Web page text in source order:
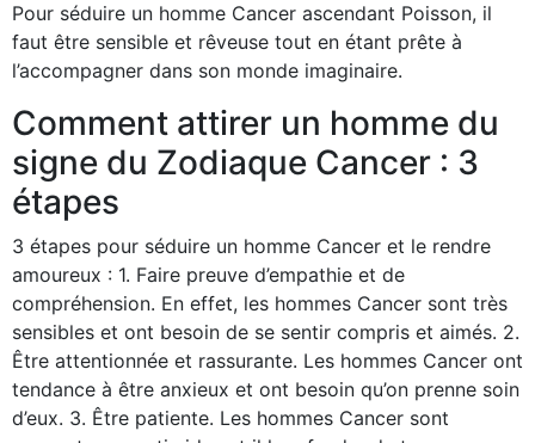
Pour séduire un homme Cancer ascendant Poisson, il
faut être sensible et rêveuse tout en étant prête à
l’accompagner dans son monde imaginaire.
Comment attirer un homme du
signe du Zodiaque Cancer : 3
étapes
3 étapes pour séduire un homme Cancer et le rendre
amoureux : 1. Faire preuve d’empathie et de
compréhension. En effet, les hommes Cancer sont très
sensibles et ont besoin de se sentir compris et aimés. 2.
Être attentionnée et rassurante. Les hommes Cancer ont
tendance à être anxieux et ont besoin qu’on prenne soin
d’eux. 3. Être patiente. Les hommes Cancer sont